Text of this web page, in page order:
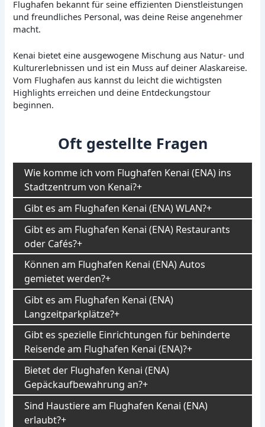
Flughafen bekannt für seine effizienten Dienstleistungen
und freundliches Personal, was deine Reise angenehmer
macht.
Kenai bietet eine ausgewogene Mischung aus Natur- und
Kulturerlebnissen und ist ein Muss auf deiner Alaskareise.
Vom Flughafen aus kannst du leicht die wichtigsten
Highlights erreichen und deine Entdeckungstour
beginnen.
Oft gestellte Fragen
Wie komme ich vom Flughafen Kenai (ENA) ins
Stadtzentrum von Kenai?
Gibt es am Flughafen Kenai (ENA) WLAN?
Gibt es am Flughafen Kenai (ENA) Restaurants
oder Cafés?
Können am Flughafen Kenai (ENA) Autos
gemietet werden?
Gibt es am Flughafen Kenai (ENA)
Langzeitparkplätze?
Gibt es spezielle Einrichtungen für behinderte
Reisende am Flughafen Kenai (ENA)?
Bietet der Flughafen Kenai (ENA)
Gepäckaufbewahrung an?
Sind Haustiere am Flughafen Kenai (ENA)
erlaubt?